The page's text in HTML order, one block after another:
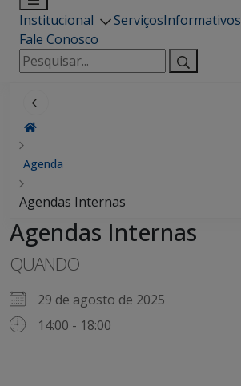
Institucional ServiçosInformativos
Fale Conosco
Pesquisar
por:
Agenda
Agendas Internas
Agendas Internas
QUANDO
29 de agosto de 2025
14:00 - 18:00